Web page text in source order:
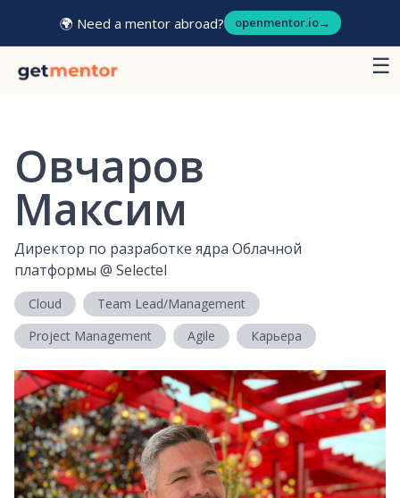
🌍 Need a mentor abroad? openmentor.io→
☰
Овчаров
Максим
Директор по разработке ядра Облачной
платформы @ Selectel
Cloud
Team Lead/Management
Project Management
Agile Карьера